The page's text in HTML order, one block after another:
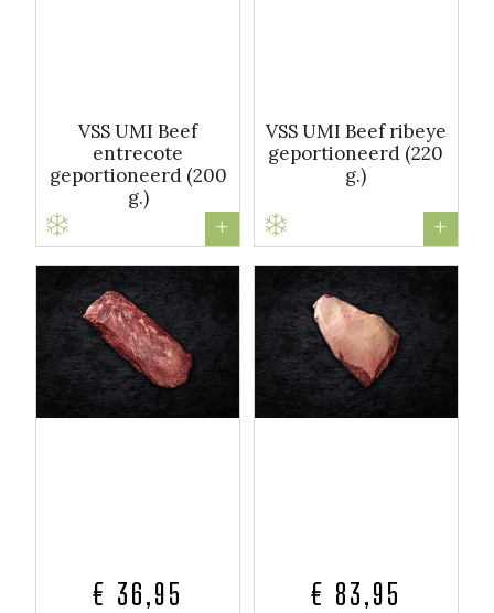
VSS UMI Beef
entrecote
geportioneerd (200
g.)
+
VSS UMI Beef ribeye
geportioneerd (220
g.)
+
€ 36,95 € 83,95